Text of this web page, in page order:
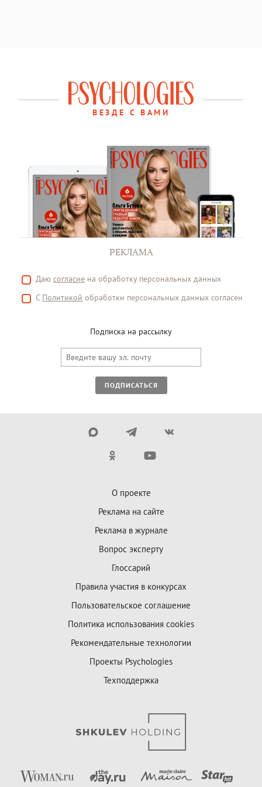
ВЕЗДЕ С ВАМИ
РЕКЛАМА
Даю согласие на обработку персональных данных
С Политикой обработки персональных данных согласен
Подписка на рассылку
ПОДПИСАТЬСЯ
О проекте
Реклама на сайте
Реклама в журнале
Вопрос эксперту
Глоссарий
Правила участия в конкурсах
Пользовательское соглашение
Политика использования cookies
Рекомендательные технологии
Проекты Psychologies
Техподдержка